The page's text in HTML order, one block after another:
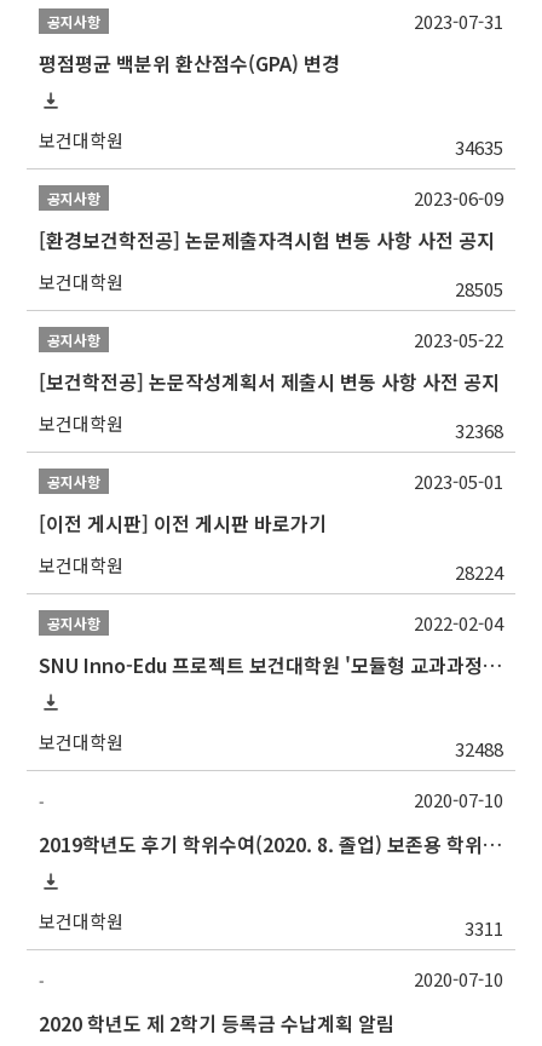
공지사항
평점평균 백분위 환산점수(GPA) 변경
보건대학원 34635
2023-07-31
공지사항
[환경보건학전공] 논문제출자격시험 변동 사항 사전 공지
보건대학원 28505
2023-06-09
공지사항
[보건학전공] 논문작성계획서 제출시 변동 사항 사전 공지
보건대학원 32368
2023-05-22
공지사항
[이전 게시판] 이전 게시판 바로가기
보건대학원 28224
2023-05-01
공지사항
SNU Inno-Edu 프로젝트 보건대학원 '모듈형 교과과정' 안내(revised 2022/2/28)
보건대학원 32488
2022-02-04
-
2019학년도 후기 학위수여(2020. 8. 졸업) 보존용 학위논문 제출 관련 안내
보건대학원 3311
2020-07-10
-
2020 학년도 제 2학기 등록금 수납계획 알림
2020-07-10